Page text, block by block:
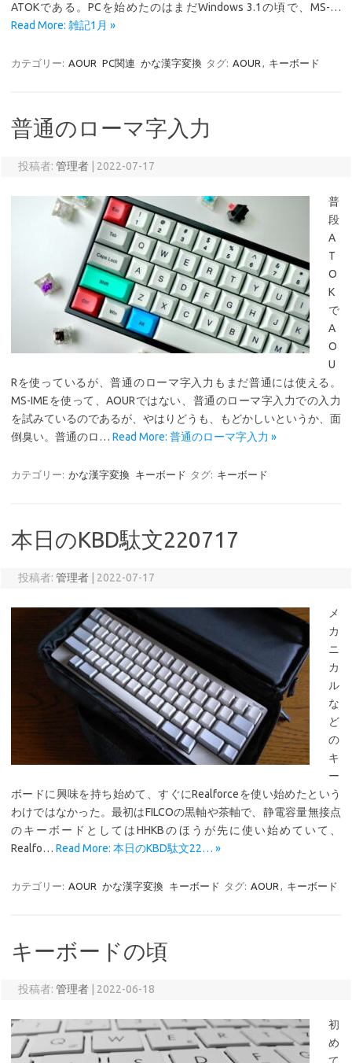
ATOKである。PCを始めたのはまだWindows 3.1の頃で、MS-…
Read More: 雑記1月 »
カテゴリー: AOUR PC関連 かな漢字変換 タグ: AOUR , キーボード
普通のローマ字入力
投稿者: 管理者 2022-07-17
普
段
A
T
O
K
で
A
O
U
Rを使っているが、普通のローマ字入力もまだ普通には使える。
MS-IMEを使って、AOURではない、普通のローマ字入力での入力
を試みているのであるが、やはりどうも、もどかしいというか、面
倒臭い。普通のロ… Read More: 普通のローマ字入力 »
カテゴリー: かな漢字変換 キーボード タグ: キーボード
本日のKBD駄文220717
投稿者: 管理者 2022-07-17
メ
カ
ニ
カ
ル
な
ど
の
キ
ー
ボードに興味を持ち始めて、すぐにRealforceを使い始めたという
わけではなかった。最初はFILCOの黒軸や茶軸で、静電容量無接点
のキーボードとしてはHHKBのほうが先に使い始めていて、
Realfo… Read More: 本日のKBD駄文22… »
カテゴリー: AOUR かな漢字変換 キーボード タグ: AOUR , キーボード
キーボードの頃
投稿者: 管理者 2022-06-18
初
め